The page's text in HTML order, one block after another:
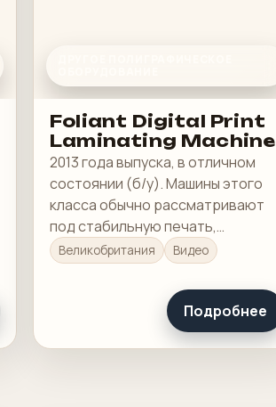
Foliant Digital Print
Laminating Machine
2013 года выпуска, в отличном
состоянии (б/у). Машины этого
класса обычно рассматривают
под стабильную печать,
понятную приладку и рабочую
загрузку в смене.
Великобритания Видео
Подробнее